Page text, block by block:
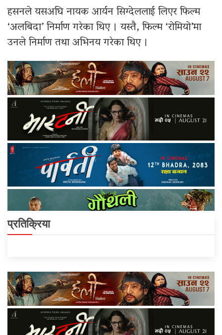
हसनले यसअघि नायक आर्यन सिग्देललाई लिएर फिल्म
‘अलबिदा’ निर्माण गरेका थिए । यस्तै, फिल्म ‘रोमियो’मा
उनले निर्माण तथा अभिनय गरेका थिए ।
प्रतिक्रिया